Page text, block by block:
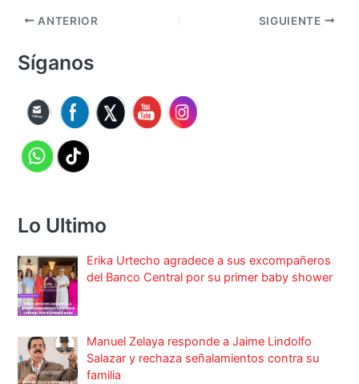
ANTERIOR SIGUIENTE
Síganos
Lo Ultimo
Erika Urtecho agradece a sus excompañeros
del Banco Central por su primer baby shower
Manuel Zelaya responde a Jaime Lindolfo
Salazar y rechaza señalamientos contra su
familia